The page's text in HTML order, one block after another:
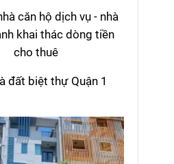
căn hộ dịch vụ - nhà
khai thác dòng tiền
cho thuê
đất biệt thự Quận 1